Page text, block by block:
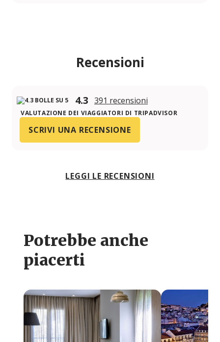
Recensioni
4.3 391 recensioni
VALUTAZIONE DEI VIAGGIATORI DI TRIPADVISOR
SCRIVI UNA RECENSIONE
LEGGI LE RECENSIONI
Potrebbe anche
piacerti